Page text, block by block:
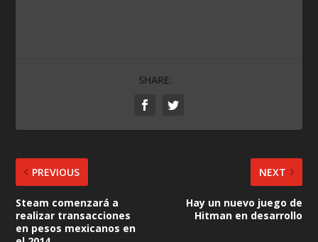
SHARE:
PREVIOUS
Steam comenzará a
realizar transacciones
en pesos mexicanos en
NEXT
Hay un nuevo juego de
Hitman en desarrollo